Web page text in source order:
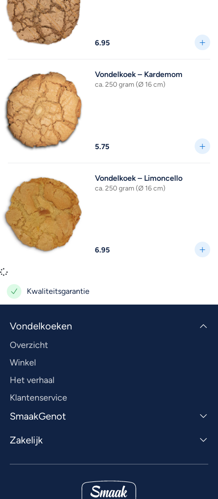
6.95
Vondelkoek – Kardemom
ca. 250 gram (Ø 16 cm)
5.75
Vondelkoek – Limoncello
ca. 250 gram (Ø 16 cm)
6.95
Kwaliteitsgarantie
Vondelkoeken
Overzicht
Winkel
Het verhaal
Klantenservice
SmaakGenot
Zakelijk